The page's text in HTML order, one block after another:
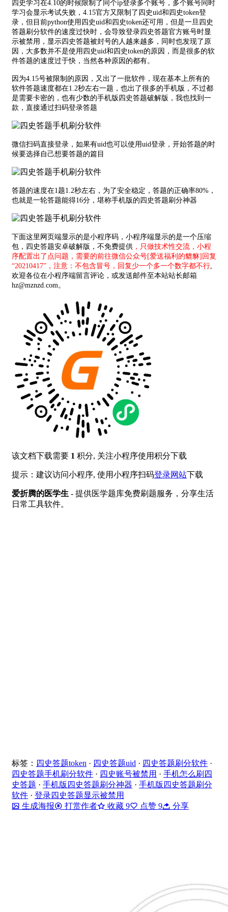
四史学习在4.10的时候限制了同个ip登录多个账号，多个账号同时
学习会显示考试失败，4.15官方又限制了四史uid和四史token登
录，但目前python使用四史uid和四史token还可用，但是一旦四史
答题刷分软件的速度过快时，会导致登录四史答题官方账号时显
示被禁用，显示四史答题被封号的人越来越多，同时也发现了原
因，大多数并不是使用四史uid和四史token的原因，而是很多的软
件答题的速度过于快，当然各种原因的都有。
因为4.15号被限制的原因，又出了一批软件，现在基本上所有的
软件答题速度都在1.2秒左右一题，也出了很多的手机版，不过都
是需要卡密的，也有少数的手机版四史答题破解版，我也找到一
款，直接通过扫码登录答题
微信扫码直接登录，如果有uid也可以使用uid登录，开始答题的时
候要选择自己想要答题的篇目
答题的速度在1题1.2秒左右，为了安全稳定，答题的正确率80%，
也就是一轮答题能得16分，堪称手机版的四史答题刷分神器
下面这里网页端显示的是小程序码，小程序端显示的是一个压缩
包，四史答题安卓破解版， 不免费提供 ，只做技术性交流，小程
序配置出了点问题，需要的前往微信公众号[爱送福利的貔貅]回复
“20210417”，注意：不包含冒号，回复少一个多一个数字都不行
欢迎各位在小程序端留言评论，或发送邮件至本站站长邮箱
hz@mznzd.com。
该文档下载需要 1 积分, 关注小程序使用积分下载
提示：建议访问小程序, 使用小程序扫码登录网站下载
爱折腾的医学生 - 提供医学题库免费刷题服务，分享生活
日常工具软件。
标签： 四史答题token · 四史答题uid · 四史答题刷分软件 ·
四史答题手机刷分软件 · 四史账号被禁用 · 手机怎么刷四
史答题 · 手机版四史答题刷分神器 · 手机版四史答题刷分
软件 · 登录四史答题显示被禁用
生成海报
打赏作者 收藏 9 点赞 9 分享